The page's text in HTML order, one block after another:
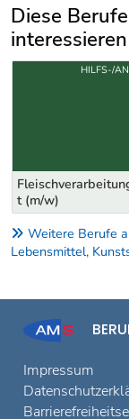
Diese
interessieren
Uber weitere
t (m/w)
HILFS-/
Weitere Berufe
Lebensmittel,
Impressum